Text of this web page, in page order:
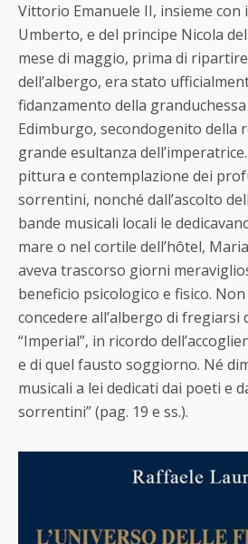
Vittorio Emanuele II, insieme
Umberto, e del principe Nicola
mese di maggio, prima di
dell’albergo, era stato
fidanzamento della
Edimburgo, secondogenito della
grande esultanza
pittura e contemplazione dei
sorrentini, nonché dall’ascolto
bande musicali locali le
mare o nel cortile dell’hôtel,
aveva trascorso giorni
beneficio psicologico e fisico.
concedere all’albergo di fregiarsi
“Imperial”, in ricordo
e di quel fausto soggiorno. Né
musicali a lei dedicati dai poeti e
sorrentini” (pag. 19 e ss.).